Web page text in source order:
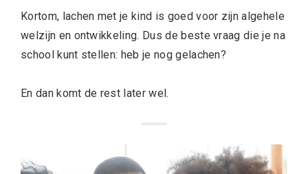
Kortom, lachen met je kind is goed voor zijn algehele
welzijn en ontwikkeling. Dus de beste vraag die je na
school kunt stellen: heb je nog gelachen?
En dan komt de rest later wel.